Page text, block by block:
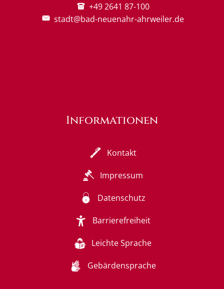
+49 2641 87-100
stadt@bad-neuenahr-ahrweiler.de
Informationen
Kontakt
Impressum
Datenschutz
Barrierefreiheit
Leichte Sprache
Gebärdensprache